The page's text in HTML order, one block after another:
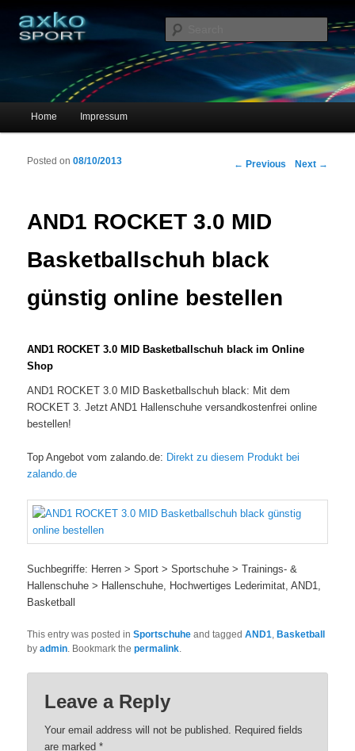
axko-sport – Sportschuhe online
Main menu
Skip to primary content
Skip to secondary content
Home Impressum
Post navigation
← Previous Next →
AND1 ROCKET 3.0 MID
Basketballschuh black
günstig online bestellen
Posted on08/10/2013
AND1 ROCKET 3.0 MID Basketballschuh black im Online
Shop
AND1 ROCKET 3.0 MID Basketballschuh black: Mit dem
ROCKET 3. Jetzt AND1 Hallenschuhe versandkostenfrei online
bestellen!
Top Angebot vom zalando.de: Direkt zu diesem Produkt bei
zalando.de
Suchbegriffe: Herren > Sport > Sportschuhe > Trainings- &
Hallenschuhe > Hallenschuhe, Hochwertiges Lederimitat, AND1,
Basketball
This entry was posted inSportschuhe and taggedAND1,Basketball
byadmin. Bookmark thepermalink.
Leave a Reply
Your email address will not be published. Required fields
are marked*